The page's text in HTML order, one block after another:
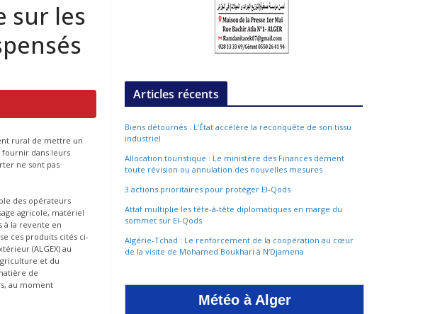
sur les
rural de mettre un
dans leurs
ne sont pas
des opérateurs
agricole, matériel
à la revente en
ces produits cités ci-
(ALGEX) au
et du
de
au moment
Articles récents
Biens détournés : L’État accélère la reconquête de son tissu
industriel
Allocation touristique : Le ministère des Finances dément
toute révision ou annulation des nouvelles mesures
3 actions prioritaires pour protéger El-Qods
Attaf multiplie les tête-à-tête diplomatiques en marge du
sommet sur El-Qods
Algérie-Tchad : Le renforcement de la coopération au cœur
de la visite de Mohamed Boukhari à N’Djamena
Météo à Alger